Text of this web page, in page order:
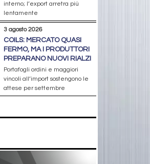
interno; l’export arretra più
lentamente
3 agosto 2026
COILS: MERCATO QUASI
FERMO, MA I PRODUTTORI
PREPARANO NUOVI RIALZI
Portafogli ordini e maggiori
vincoli all’import sostengono le
attese per settembre